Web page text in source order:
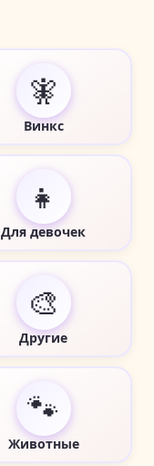
🧚
Винкс
👧
Для девочек
🎨
Другие
🐾
Животные